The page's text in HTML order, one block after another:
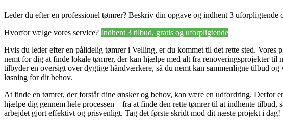
Leder du efter en professionel tømrer? Beskriv din opgave og indhent 3
Hvorfor vælge vores service? Indhent 3 tilbud, gratis og uforpligtende
Hvis du leder efter en pålidelig tømrer i Velling, er du kommet til det rette sted. Vores
nemt for dig at finde lokale tømrer, der kan hjælpe med alt fra renoveringsprojekter til
tilbyder en oversigt over dygtige håndværkere, så du nemt kan sammenligne tilbud og
løsning for dit behov.
At finde en tømrer, der forstår dine ønsker og behov, kan være en udfordring. Derfor
hjælpe dig gennem hele processen – fra at finde den rette tømrer til at indhente tilbud,
arbejdet gjort effektivt og prisvenligt. Tag det første skridt mod dit næste projekt i dag!